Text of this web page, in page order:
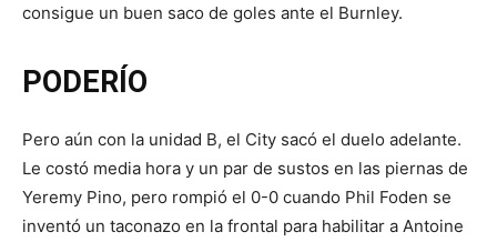
consigue un buen saco de goles ante el Burnley.
PODERÍO
Pero aún con la unidad B, el City sacó el duelo adelante.
Le costó media hora y un par de sustos en las piernas de
Yeremy Pino, pero rompió el 0-0 cuando Phil Foden se
inventó un taconazo en la frontal para habilitar a Antoine